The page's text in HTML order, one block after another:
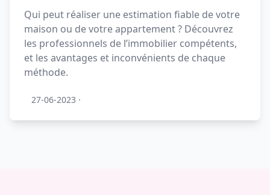
Qui peut réaliser une estimation fiable de votre
maison ou de votre appartement ? Découvrez
les professionnels de l’immobilier compétents,
et les avantages et inconvénients de chaque
méthode.
27-06-2023 ·